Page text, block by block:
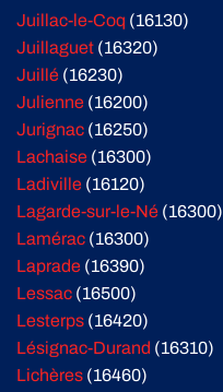
Juillac-le-Coq (16130)
Juillaguet (16320)
Juillé (16230)
Julienne (16200)
Jurignac (16250)
Lachaise (16300)
Ladiville (16120)
Lagarde-sur-le-Né (16300)
Lamérac (16300)
Laprade (16390)
Lessac (16500)
Lesterps (16420)
Lésignac-Durand (16310)
Lichères (16460)